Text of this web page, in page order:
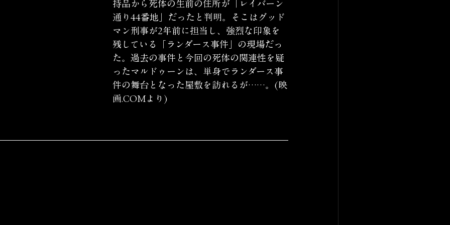
持品から死体の生前の住所が「レイバーン
通り44番地」だったと判明。そこはグッド
マン刑事が2年前に担当し、強烈な印象を
残している「ランダース事件」の現場だっ
た。過去の事件と今回の死体の関連性を疑
ったマルドゥーンは、単身でランダース事
件の舞台となった屋敷を訪れるが……。(映
画.COMより)